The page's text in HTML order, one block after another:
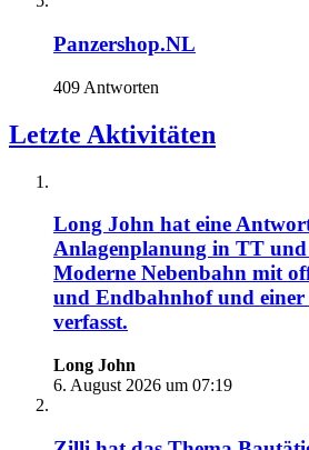
Panzershop.NL
409 Antworten
Letzte Aktivitäten
Long John hat eine
Anlagenplanung in TT und
Moderne Nebenbahn mit
und Endbahnhof und
verfasst.
Long John
6. August 2026 um 07:19